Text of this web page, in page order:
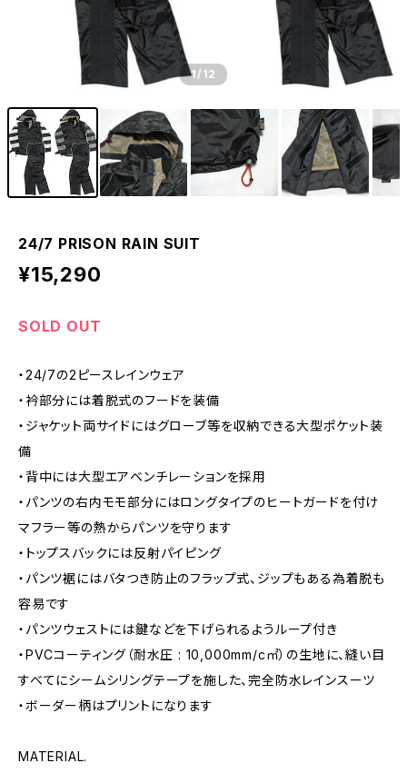
1 /12
24/7 PRISON RAIN SUIT
¥15,290
SOLD OUT
・24/7の2ピースレインウェア
・衿部分には着脱式のフードを装備
・ジャケット両サイドにはグローブ等を収納できる大型ポケット装
備
・背中には大型エアベンチレーションを採用
・パンツの右内モモ部分にはロングタイプのヒートガードを付け
マフラー等の熱からパンツを守ります
・トップスバックには反射パイピング
・パンツ裾にはバタつき防止のフラップ式、ジップもある為着脱も
容易です
・パンツウェストには鍵などを下げられるようループ付き
・PVCコーティング（耐水圧 : 10,000mm/c㎡）の生地に、縫い目
すべてにシームシリングテープを施した、完全防水レインスーツ
・ボーダー柄はプリントになります
MATERIAL.